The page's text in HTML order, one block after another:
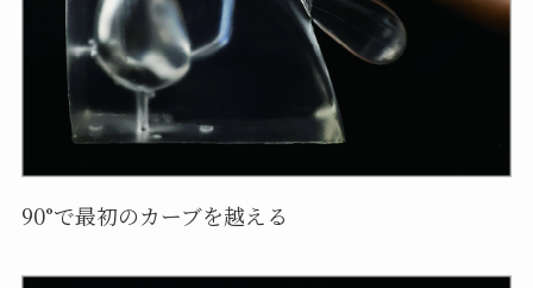
90°で最初のカーブを越える